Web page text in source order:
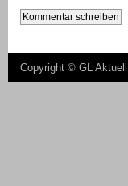
Copyright © GL